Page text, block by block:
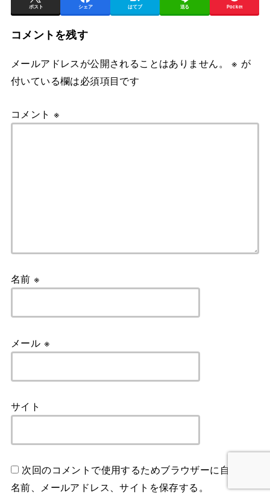
ポスト シェア はてブ 送る Pocket
コメントを残す
メールアドレスが公開されることはありません。 ※ が
付いている欄は必須項目です
コメント ※
名前※
メール ※
サイト
次回のコメントで使用するためブラウザーに自分の
名前、メールアドレス、サイトを保存する。